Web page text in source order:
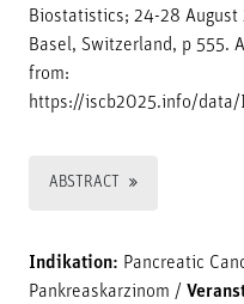
Biostatistics; 24-28 August
Basel, Switzerland, p 555.
from:
https://iscb2025.info/data/
ABSTRACT
Indikation: Pancreatic
Pankreaskarzinom /